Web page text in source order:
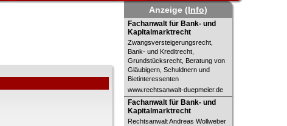
und6 Frankfurt
für Frankfurt am
Main
Immobiliensuche
nach Kreis
nach Amtsgericht
Anzeige(Info)
Fachanwalt für Bank- und
Kapitalmarktrecht
Fachanwalt für Bank- und
Kapitalmarktrecht
Zwangsversteigerungsrecht,
Bank- und Kreditrecht,
Grundstücksrecht, Beratung von
Gläubigern, Schuldnern und
Bietinteressenten
www.rechtsanwalt-duepmeier.de
Fachanwalt für Bank- und
Kapitalmarktrecht
Fachanwalt für Bank- und
Kapitalmarktrecht
Rechtsanwalt Andreas Wollweber